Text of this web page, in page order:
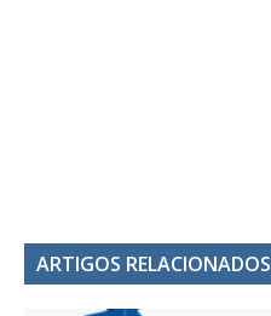
ARTIGOS RELACIONADOS